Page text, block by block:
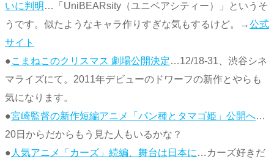
いに判明 …「UniBEARsity（ユニベアシティー）」というそ
うです。似たようなキャラ作りすぎな気もするけど。→公式
サイト
●こまねこのクリスマス 劇場公開決定…12/18-31、渋谷シネ
マライズにて。2011年デビューのドワーフの新作とやらも
気になります。
●宮崎監督の新作短編アニメ「パン種とタマゴ姫」公開へ…
20日からだからもう見た人もいるかな？
● 人気アニメ「カーズ」続編、舞台は日本に …カーズ好きだ